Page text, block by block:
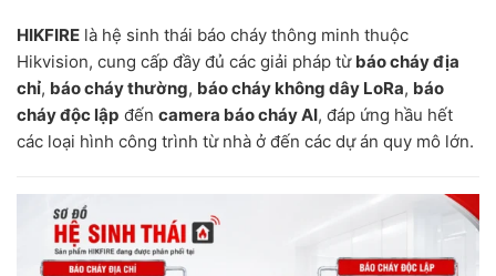
HIKFIRE là hệ sinh thái báo cháy thông minh thuộc
Hikvision, cung cấp đầy đủ các giải pháp từ báo cháy địa
chỉ, báo cháy thường, báo cháy không dây LoRa, báo
cháy độc lập đến camera báo cháy AI, đáp ứng hầu hết
các loại hình công trình từ nhà ở đến các dự án quy mô lớn.